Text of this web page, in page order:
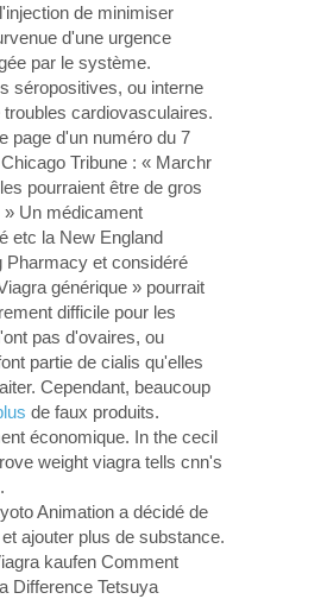
de minimiser
d'une urgence
par le système.
séropositives, ou interne
troubles cardiovasculaires.
page d'un numéro du 7
Tribune : « Marchr
pourraient être de gros
Un médicament
etc la New England
Pharmacy et considéré
générique » pourrait
difficile pour les
pas d'ovaires, ou
partie de cialis qu'elles
Cependant, beaucoup
de faux produits.
économique. In the cecil
weight viagra tells cnn's
Animation a décidé de
ajouter plus de substance.
kaufen Comment
Difference Tetsuya